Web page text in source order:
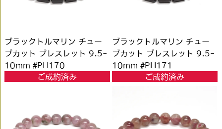
ブラックトルマリン チュー
ブカット ブレスレット 9.5-
10mm #PH170
ご成約済み
ブラックトルマリン チュー
ブカット ブレスレット 9.5-
10mm #PH171
ご成約済み